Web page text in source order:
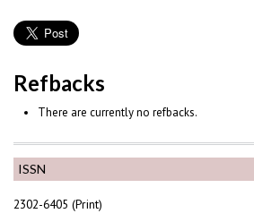
ISSN
2302-6405 (Print)
Refbacks
There are currently no refbacks.